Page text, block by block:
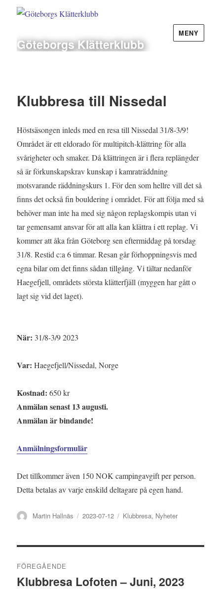
Göteborgs Klätterklubb
MENY
Klubbresa till Nissedal
Höstsäsongen inleds med en resa till Nissedal 31/8-3/9!
Området är ett eldorado för multipitch-klättring för alla
svårigheter och smaker. Då klättringen är i flera replängder
så är förkunskapskrav kunskap i kamraträddning
motsvarande räddningskurs 1. För den som hellre vill det så
finns det också fin bouldering i området. För att följa med så
behöver man inte ha med sig någon replagskompis utan vi
tar gemensamt ansvar för att alla kan klättra i ett replag. Vi
kommer att åka från Göteborg sen eftermiddag på torsdag
31/8. Restid c:a 6 timmar. Resan går förhoppningsvis med
egna bilar om det finns sådan tillgång. Vi tältar nedanför
Haegefjell, områdets största klätterfjäll (myggen har gått o
lagt sig vid det laget).
När: 31/8-3/9 2023
Var: Haegefjell/Nissedal, Norge
Kostnad:650 kr
Anmälan senast 13 augusti.
Anmälan är bindande!
Anmälningsformulär
Det tillkommer även 150 NOK campingavgift per person.
Detta betalas av varje enskild deltagare på egen hand.
Författare
Martin Hallnäs
Publicerat
2023-07-12 Kategorier
Klubbresa, Nyheter
FÖREGÅENDE
Föregående
Klubbresa Lofoten – Juni, 2023